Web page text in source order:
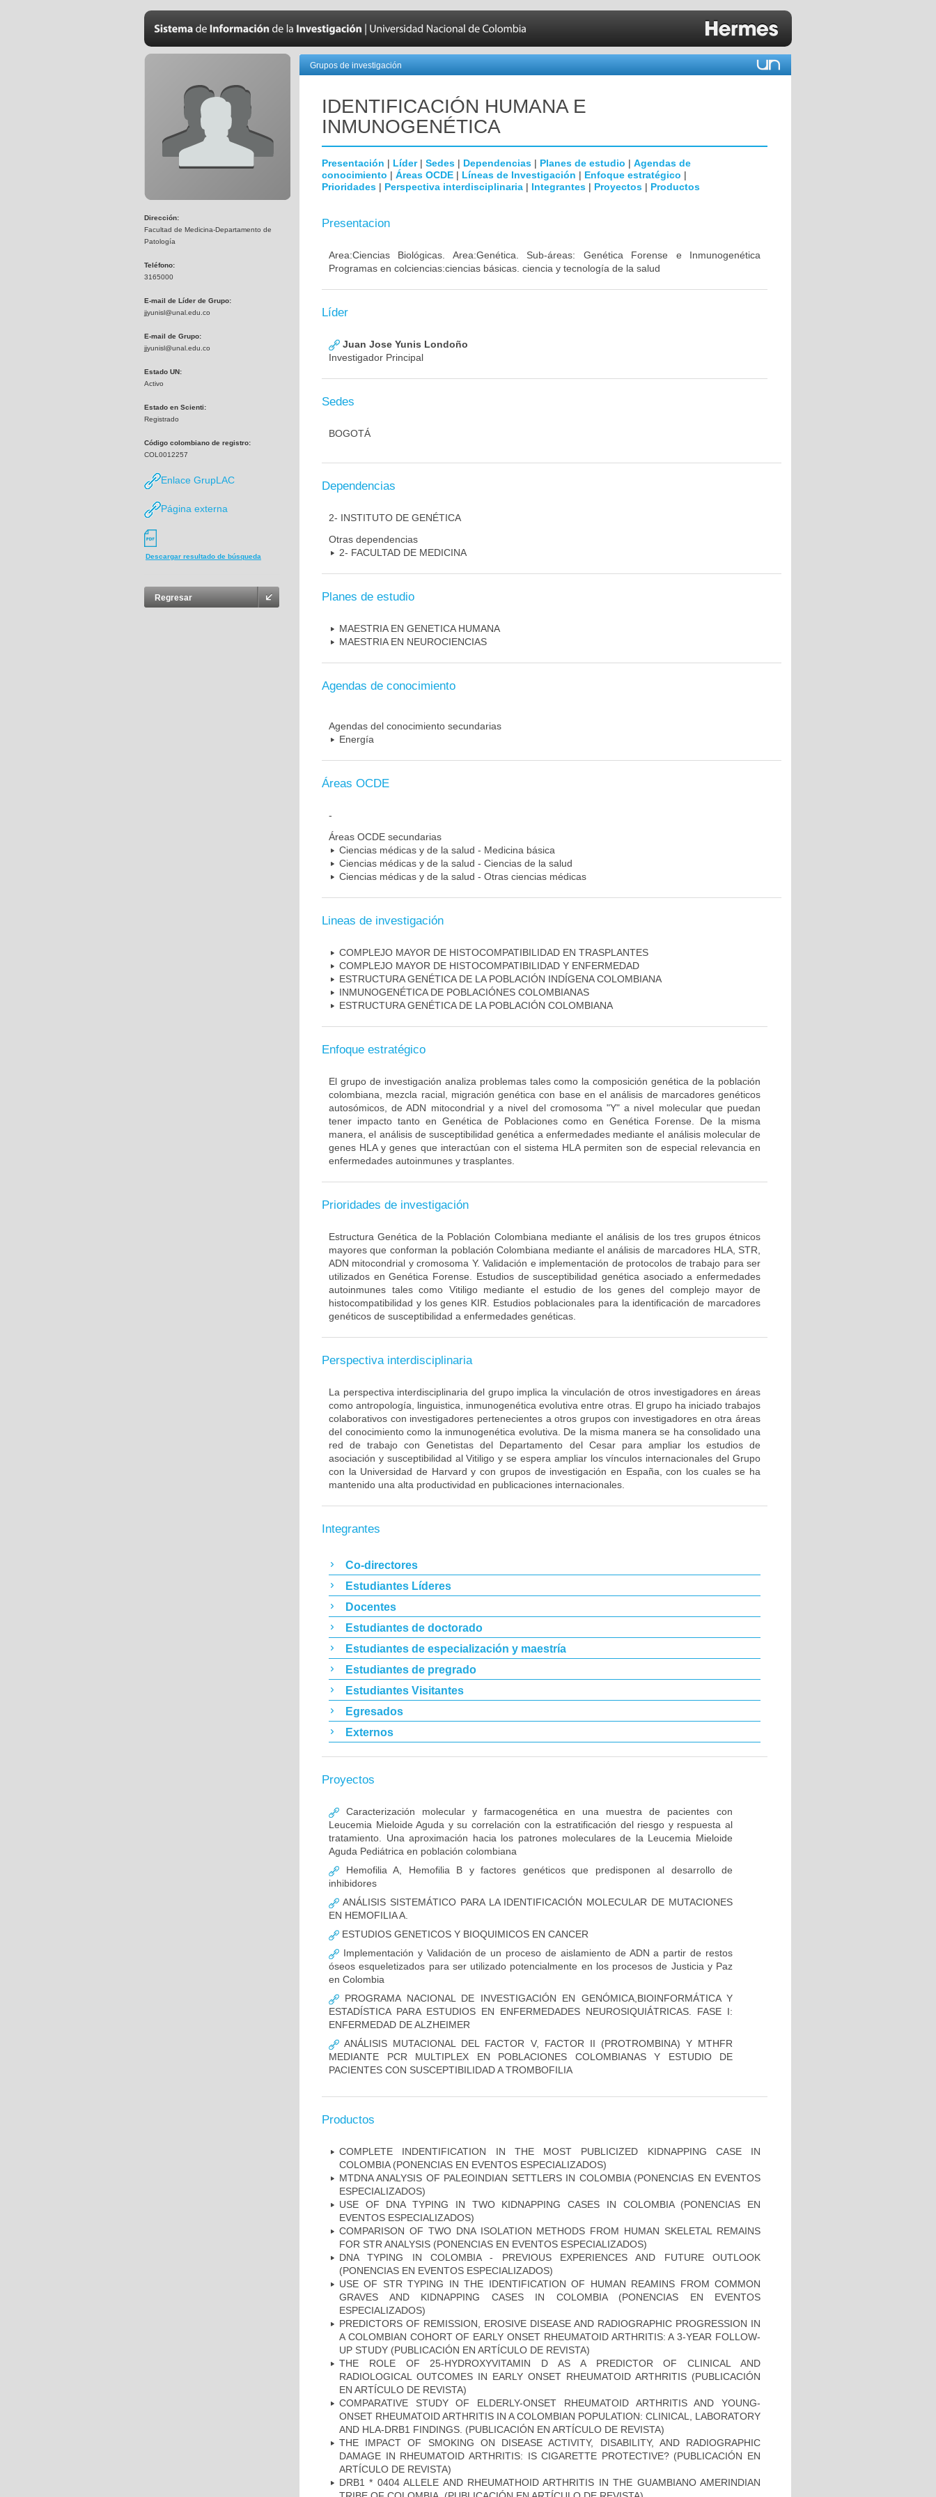
Dirección:
Facultad de Medicina-Departamento de
Patología
Teléfono:
3165000
E-mail de Líder de Grupo:
jjyunisl@unal.edu.co
E-mail de Grupo:
jjyunisl@unal.edu.co
Estado UN:
Activo
Estado en Scienti:
Registrado
Código colombiano de registro:
COL0012257
Enlace GrupLAC
Página externa
Descargar resultado de búsqueda
Regresar
Grupos de investigación
IDENTIFICACIÓN HUMANA E
INMUNOGENÉTICA
Presentación | Líder| Sedes | Dependencias | Planes de estudio | Agendas de
conocimiento | Áreas OCDE | Líneas de Investigación | Enfoque estratégico |
Prioridades | Perspectiva interdisciplinaria | Integrantes | Proyectos | Productos
Presentacion
Area:Ciencias Biológicas. Area:Genética. Sub-áreas: Genética Forense e Inmunogenética
Programas en colciencias:ciencias básicas. ciencia y tecnología de la salud
Líder
Juan Jose Yunis Londoño
Investigador Principal
Sedes
BOGOTÁ
Dependencias
2- INSTITUTO DE GENÉTICA
Otras dependencias
2- FACULTAD DE MEDICINA
Planes de estudio
MAESTRIA EN GENETICA HUMANA
MAESTRIA EN NEUROCIENCIAS
Agendas de conocimiento
Agendas del conocimiento secundarias
Energía
Áreas OCDE
-
Áreas OCDE secundarias
Ciencias médicas y de la salud - Medicina básica
Ciencias médicas y de la salud - Ciencias de la salud
Ciencias médicas y de la salud - Otras ciencias médicas
Lineas de investigación
COMPLEJO MAYOR DE HISTOCOMPATIBILIDAD EN TRASPLANTES
COMPLEJO MAYOR DE HISTOCOMPATIBILIDAD Y ENFERMEDAD
ESTRUCTURA GENÉTICA DE LA POBLACIÓN INDÍGENA COLOMBIANA
INMUNOGENÉTICA DE POBLACIÓNES COLOMBIANAS
ESTRUCTURA GENÉTICA DE LA POBLACIÓN COLOMBIANA
Enfoque estratégico
El grupo de investigación analiza problemas tales como la composición genética de la población
colombiana, mezcla racial, migración genética con base en el análisis de marcadores genéticos
autosómicos, de ADN mitocondrial y a nivel del cromosoma "Y" a nivel molecular que puedan
tener impacto tanto en Genética de Poblaciones como en Genética Forense. De la misma
manera, el análisis de susceptibilidad genética a enfermedades mediante el análisis molecular de
genes HLA y genes que interactúan con el sistema HLA permiten son de especial relevancia en
enfermedades autoinmunes y trasplantes.
Prioridades de investigación
Estructura Genética de la Población Colombiana mediante el análisis de los tres grupos étnicos
mayores que conforman la población Colombiana mediante el análisis de marcadores HLA, STR,
ADN mitocondrial y cromosoma Y. Validación e implementación de protocolos de trabajo para ser
utilizados en Genética Forense. Estudios de susceptibilidad genética asociado a enfermedades
autoinmunes tales como Vitiligo mediante el estudio de los genes del complejo mayor de
histocompatibilidad y los genes KIR. Estudios poblacionales para la identificación de marcadores
genéticos de susceptibilidad a enfermedades genéticas.
Perspectiva interdisciplinaria
La perspectiva interdisciplinaria del grupo implica la vinculación de otros investigadores en áreas
como antropología, linguistica, inmunogenética evolutiva entre otras. El grupo ha iniciado trabajos
colaborativos con investigadores pertenecientes a otros grupos con investigadores en otra áreas
del conocimiento como la inmunogenética evolutiva. De la misma manera se ha consolidado una
red de trabajo con Genetistas del Departamento del Cesar para ampliar los estudios de
asociación y susceptibilidad al Vitiligo y se espera ampliar los vínculos internacionales del Grupo
con la Universidad de Harvard y con grupos de investigación en España, con los cuales se ha
mantenido una alta productividad en publicaciones internacionales.
Integrantes
Co-directores
Estudiantes Líderes
Docentes
Estudiantes de doctorado
Estudiantes de especialización y maestría
Estudiantes de pregrado
Estudiantes Visitantes
Egresados
Externos
Proyectos
Caracterización molecular y farmacogenética en una muestra de pacientes con
Leucemia Mieloide Aguda y su correlación con la estratificación del riesgo y respuesta al
tratamiento. Una aproximación hacia los patrones moleculares de la Leucemia Mieloide
Aguda Pediátrica en población colombiana
Hemofilia A, Hemofilia B y factores genéticos que predisponen al desarrollo de
inhibidores
ANÁLISIS SISTEMÁTICO PARA LA IDENTIFICACIÓN MOLECULAR DE MUTACIONES
EN HEMOFILIA A.
ESTUDIOS GENETICOS Y BIOQUIMICOS EN CANCER
Implementación y Validación de un proceso de aislamiento de ADN a partir de restos
óseos esqueletizados para ser utilizado potencialmente en los procesos de Justicia y Paz
en Colombia
PROGRAMA NACIONAL DE INVESTIGACIÓN EN GENÓMICA,BIOINFORMÁTICA Y
ESTADÍSTICA PARA ESTUDIOS EN ENFERMEDADES NEUROSIQUIÁTRICAS. FASE I:
ENFERMEDAD DE ALZHEIMER
ANÁLISIS MUTACIONAL DEL FACTOR V, FACTOR II (PROTROMBINA) Y MTHFR
MEDIANTE PCR MULTIPLEX EN POBLACIONES COLOMBIANAS Y ESTUDIO DE
PACIENTES CON SUSCEPTIBILIDAD A TROMBOFILIA
Productos
COMPLETE INDENTIFICATION IN THE MOST PUBLICIZED KIDNAPPING CASE IN
COLOMBIA (PONENCIAS EN EVENTOS ESPECIALIZADOS)
MTDNA ANALYSIS OF PALEOINDIAN SETTLERS IN COLOMBIA (PONENCIAS EN EVENTOS
ESPECIALIZADOS)
USE OF DNA TYPING IN TWO KIDNAPPING CASES IN COLOMBIA (PONENCIAS EN
EVENTOS ESPECIALIZADOS)
COMPARISON OF TWO DNA ISOLATION METHODS FROM HUMAN SKELETAL REMAINS
FOR STR ANALYSIS (PONENCIAS EN EVENTOS ESPECIALIZADOS)
DNA TYPING IN COLOMBIA - PREVIOUS EXPERIENCES AND FUTURE OUTLOOK
(PONENCIAS EN EVENTOS ESPECIALIZADOS)
USE OF STR TYPING IN THE IDENTIFICATION OF HUMAN REAMINS FROM COMMON
GRAVES AND KIDNAPPING CASES IN COLOMBIA (PONENCIAS EN EVENTOS
ESPECIALIZADOS)
PREDICTORS OF REMISSION, EROSIVE DISEASE AND RADIOGRAPHIC PROGRESSION IN
A COLOMBIAN COHORT OF EARLY ONSET RHEUMATOID ARTHRITIS: A 3-YEAR FOLLOW-
UP STUDY (PUBLICACIÓN EN ARTÍCULO DE REVISTA)
THE ROLE OF 25-HYDROXYVITAMIN D AS A PREDICTOR OF CLINICAL AND
RADIOLOGICAL OUTCOMES IN EARLY ONSET RHEUMATOID ARTHRITIS (PUBLICACIÓN
EN ARTÍCULO DE REVISTA)
COMPARATIVE STUDY OF ELDERLY-ONSET RHEUMATOID ARTHRITIS AND YOUNG-
ONSET RHEUMATOID ARTHRITIS IN A COLOMBIAN POPULATION: CLINICAL, LABORATORY
AND HLA-DRB1 FINDINGS. (PUBLICACIÓN EN ARTÍCULO DE REVISTA)
THE IMPACT OF SMOKING ON DISEASE ACTIVITY, DISABILITY, AND RADIOGRAPHIC
DAMAGE IN RHEUMATOID ARTHRITIS: IS CIGARETTE PROTECTIVE? (PUBLICACIÓN EN
ARTÍCULO DE REVISTA)
DRB1 * 0404 ALLELE AND RHEUMATHOID ARTHRITIS IN THE GUAMBIANO AMERINDIAN